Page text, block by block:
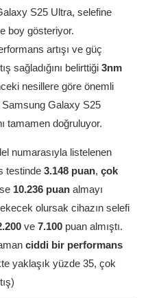
S25 Ultra, selefine
boy gösteriyor.
artışı ve güç
sağladığını belirttiği 3nm
nesillere göre önemli
Galaxy S25
tamamen doğruluyor.
numarasıyla listelenen
testinde 3.148 puan, çok
10.236 puanalmayı
olursak cihazın selefi
ve 7.100puan almıştı.
ciddi bir performans
yaklaşık yüzde 35, çok